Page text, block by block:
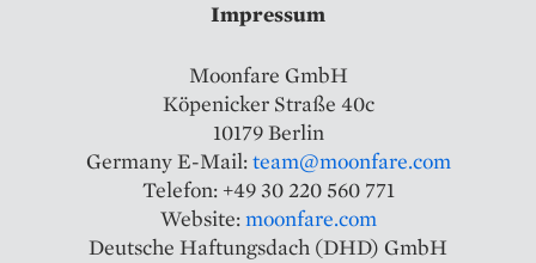
Impressum
Moonfare GmbH
Köpenicker Straße 40c
10179 Berlin
Germany ‍E-Mail:team@moonfare.com
Telefon: +49 30 220 560 771
Website:moonfare.com
Deutsche Haftungsdach (DHD) GmbH